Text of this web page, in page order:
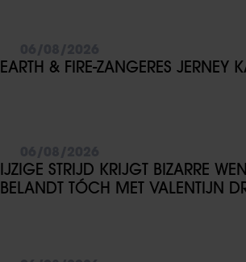
EARTH & FIRE-ZANGERES
IJZIGE STRIJD KRIJGT BIZARRE
BELANDT TÓCH MET VALENTIJN